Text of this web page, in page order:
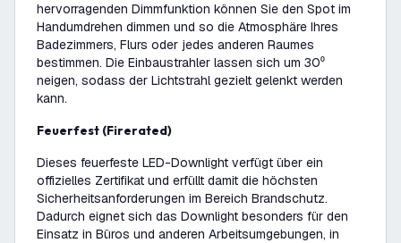
hervorragenden Dimmfunktion können Sie den Spot im
Handumdrehen dimmen und so die Atmosphäre Ihres
Badezimmers, Flurs oder jedes anderen Raumes
bestimmen. Die Einbaustrahler lassen sich um 30⁰
neigen, sodass der Lichtstrahl gezielt gelenkt werden
kann.
Feuerfest (Firerated)
Dieses feuerfeste LED-Downlight verfügt über ein
offizielles Zertifikat und erfüllt damit die höchsten
Sicherheitsanforderungen im Bereich Brandschutz.
Dadurch eignet sich das Downlight besonders für den
Einsatz in Büros und anderen Arbeitsumgebungen, in